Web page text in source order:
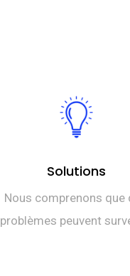
Solutions
Nous comprenons que
problèmes peuvent